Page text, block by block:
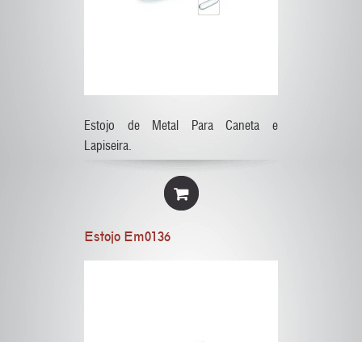
Estojo de Metal Para Caneta e
Lapiseira.
Estojo Em0136